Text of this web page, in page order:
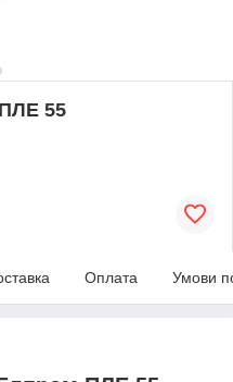
55
Оплата Умови